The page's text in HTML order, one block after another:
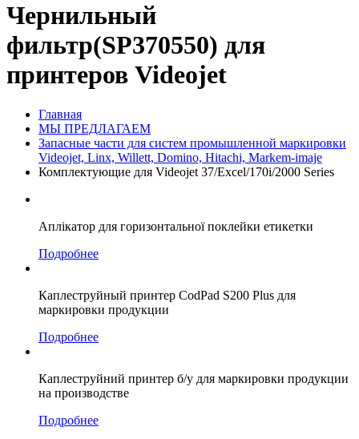
Чернильный
фильтр(SP370550) для
принтеров Videojet
Главная
МЫ ПРЕДЛАГАЕМ
Запасные части для систем промышленной маркировки
Videojet, Linx, Willett, Domino, Hitachi, Markem-imaje
Комплектующие для Videojet 37/Excel/170i/2000 Series
Аплікатор для горизонтальної поклейки етикетки
Подробнее
Каплеструйный принтер CodPad S200 Plus для
маркировки продукции
Подробнее
Каплеструйний принтер б/у для маркировки продукции
на производстве
Подробнее